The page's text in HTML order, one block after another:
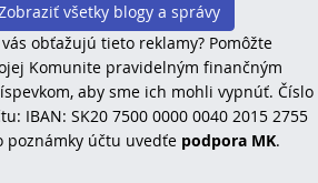
všetky blogy a správy
obťažujú tieto reklamy? Pomôžte
Komunite pravidelným finančným
aby sme ich mohli vypnúť. Číslo
IBAN: SK20 7500 0000 0040 2015 2755
poznámky účtu uvedťe podpora MK.